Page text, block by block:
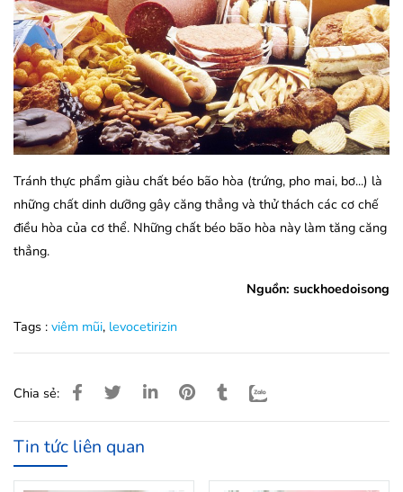
Tránh thực phẩm giàu chất béo bão hòa (trứng, pho mai, bơ...) là
những chất dinh dưỡng gây căng thẳng và thử thách các cơ chế
điều hòa của cơ thể. Những chất béo bão hòa này làm tăng căng
thẳng.
Nguồn: suckhoedoisong
Tags : viêm mũi, levocetirizin
Chia sẻ:
Tin tức liên quan